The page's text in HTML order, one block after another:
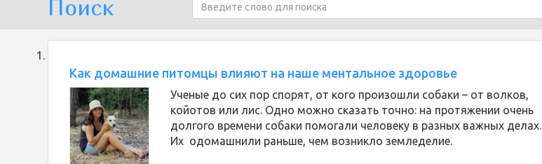
Поиск
Как домашние питомцы влияют на наше ментальное здоровье
Ученые до сих пор спорят, от кого произошли собаки – от волков,
койотов или лис. Одно можно сказать точно: на протяжении очень
долгого времени собаки помогали человеку в разных важных делах.
Их одомашнили раньше, чем возникло земледелие.